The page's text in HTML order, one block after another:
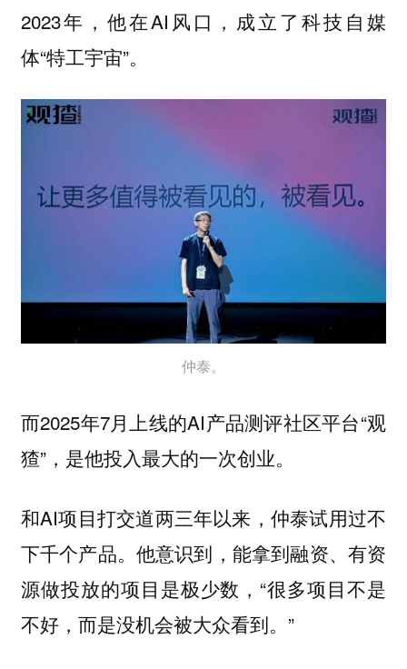
2023年，他在AI风口，成立了科技自媒
体“特工宇宙”。
仲泰。
而2025年7月上线的AI产品测评社区平台“观
猹”，是他投入最大的一次创业。
和AI项目打交道两三年以来，仲泰试用过不
下千个产品。他意识到，能拿到融资、有资
源做投放的项目是极少数，“很多项目不是
不好，而是没机会被大众看到。”